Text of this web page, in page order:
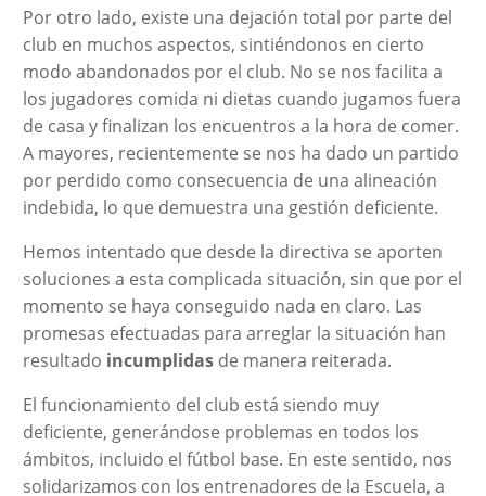
Por otro lado, existe una dejación total por parte del
club en muchos aspectos, sintiéndonos en cierto
modo abandonados por el club. No se nos facilita a
los jugadores comida ni dietas cuando jugamos fuera
de casa y finalizan los encuentros a la hora de comer.
A mayores, recientemente se nos ha dado un partido
por perdido como consecuencia de una alineación
indebida, lo que demuestra una gestión deficiente.
Hemos intentado que desde la directiva se aporten
soluciones a esta complicada situación, sin que por el
momento se haya conseguido nada en claro. Las
promesas efectuadas para arreglar la situación han
resultado incumplidasde manera reiterada.
El funcionamiento del club está siendo muy
deficiente, generándose problemas en todos los
ámbitos, incluido el fútbol base. En este sentido, nos
solidarizamos con los entrenadores de la Escuela, a